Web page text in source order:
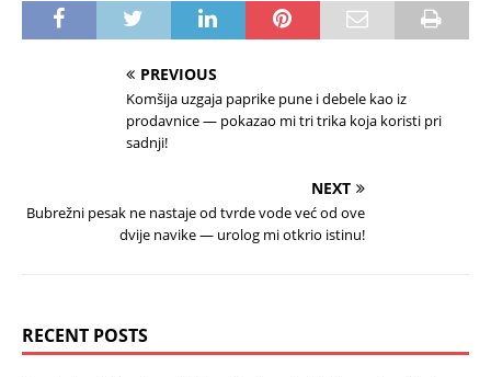
PREVIOUS
Komšija uzgaja paprike pune i debele kao iz
prodavnice — pokazao mi tri trika koja koristi pri
sadnji!
NEXT
Bubrežni pesak ne nastaje od tvrde vode već od ove
dvije navike — urolog mi otkrio istinu!
RECENT POSTS